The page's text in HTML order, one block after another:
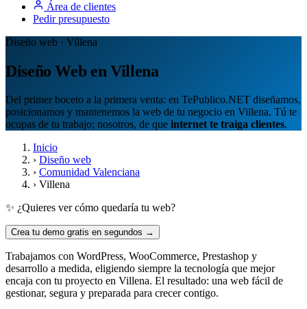
Área de clientes
Pedir presupuesto
Diseño web · Villena
Diseño Web en Villena
Del primer boceto a la primera venta: en TePublico.NET diseñamos,
posicionamos y mantenemos la web de tu negocio en Villena. Tú te
ocupas de tu trabajo; nosotros, de que internet te traiga clientes.
Inicio
› Diseño web
› Comunidad Valenciana
› Villena
✨ ¿Quieres ver cómo quedaría tu web?
Crea tu demo gratis en segundos →
Trabajamos con WordPress, WooCommerce, Prestashop y
desarrollo a medida, eligiendo siempre la tecnología que mejor
encaja con tu proyecto en Villena. El resultado: una web fácil de
gestionar, segura y preparada para crecer contigo.